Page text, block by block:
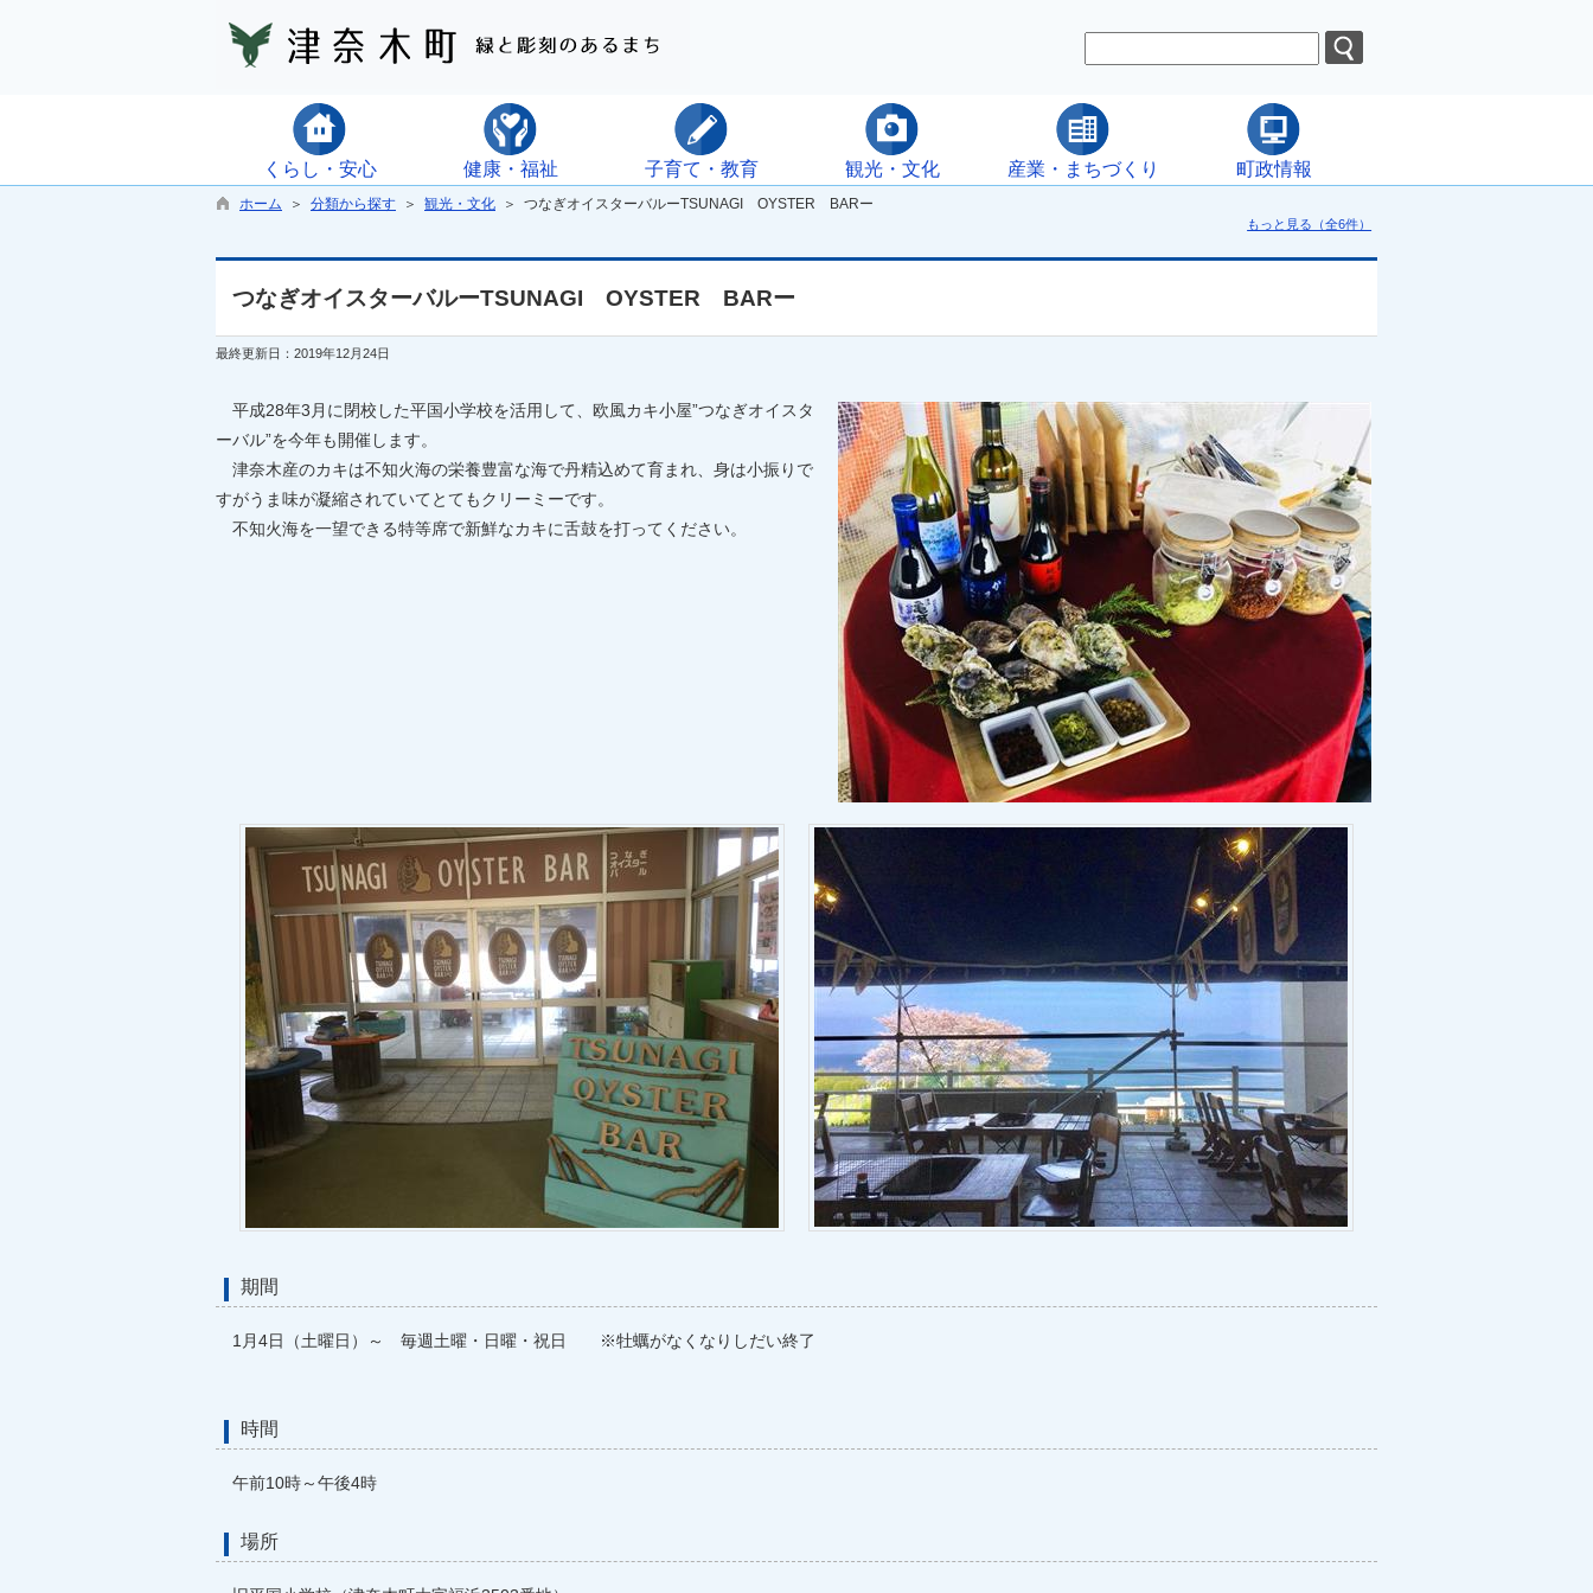
くらし・安心 健康・福祉 子育て・教育 観光・文化 産業・まちづくり 町政情報
ホーム ＞ 分類から探す ＞ 観光・文化 ＞ つなぎオイスターバルーTSUNAGI OYSTER BARー
もっと見る（全6件）
つなぎオイスターバルーTSUNAGI OYSTER BARー
最終更新日：2019年12月24日
平成28年3月に閉校した平国小学校を活用して、欧風カキ小屋”つなぎオイスタ
ーバル”を今年も開催します。
津奈木産のカキは不知火海の栄養豊富な海で丹精込めて育まれ、身は小振りで
すがうま味が凝縮されていてとてもクリーミーです。
不知火海を一望できる特等席で新鮮なカキに舌鼓を打ってください。
期間
1月4日（土曜日）～ 毎週土曜・日曜・祝日 ※牡蠣がなくなりしだい終了
時間
午前10時～午後4時
場所